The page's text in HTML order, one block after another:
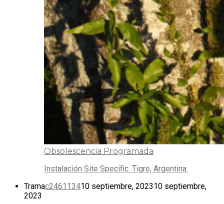
Obsolescencia Programada
Instalación Site Specific. Tigre, Argentina.
Tramac246113410 septiembre, 202310 septiembre,
2023